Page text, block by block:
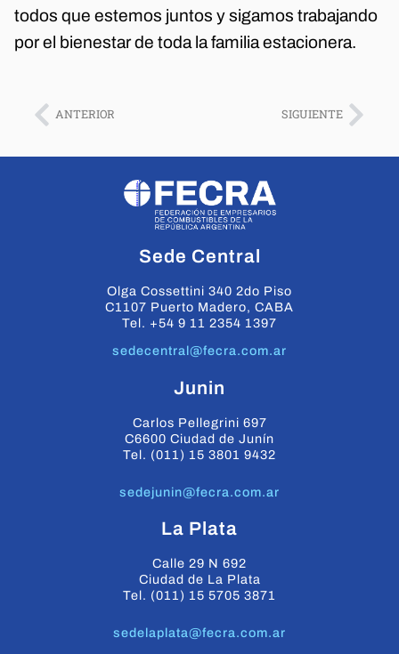
todos que estemos juntos y sigamos trabajando
por el bienestar de toda la familia estacionera.
ANTERIOR SIGUIENTE
Sede Central
Olga Cossettini 340 2do Piso
C1107 Puerto Madero, CABA
Tel. +54 9 11 2354 1397
sedecentral@fecra.com.ar
Junin
Carlos Pellegrini 697
C6600 Ciudad de Junín
Tel. (011) 15 3801 9432
sedejunin@fecra.com.ar
La Plata
Calle 29 N 692
Ciudad de La Plata
Tel. (011) 15 5705 3871
sedelaplata@fecra.com.ar